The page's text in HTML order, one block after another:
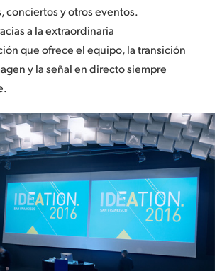
conciertos y otros eventos.
a la extraordinaria
que ofrece el equipo, la transición
y la señal en directo siempre